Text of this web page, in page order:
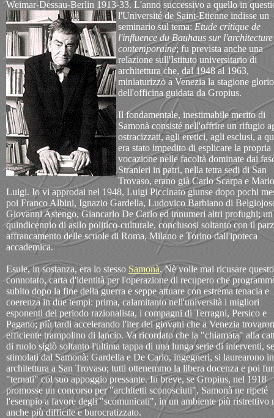
Weimar-Dessau-Berlin 1913-33. L'anno successivo a quello in
l'Université de Saint-Etienne indisse un
seminario sul tema:Etude critique de
l'influence du Bauhaus sur l'architecture
contemporaine; fu prevista anche una
relazione sull'Istituto universitario di
architettura che, dal 1948 al 1963,
miniaturizzò a Venezia la stagione
dell'officina guidata da Gropius.
Il fondamentale, inestimabile merito di
Samonà consisté nell'offrire un rifugio
ostracizzati, agli eretici, agli esclusi, a
era stato impedito di esplicare la propria
vocazione nelle facoltà dominate dai
Stranieri in patri, nella tetra sedi di San
Trovaso, erano già Carlo Scarpa e
Luigi. Io vi approdai nel 1948, Luigi Piccinato giunse dopo pochi
poi Franco Albini, Ignazio Gardella, Ludovico Barbiano di
Giovanni Astengo, Giancarlo De Carlo ed innumeri altri profughi; un
quindicennio di asilo politico-culturale, conclusosi soltanto con il
affrancamento delle scuole di Roma, Milano e Torino dall'ipoteca
accademica.
Esule, in sostanza, era lo stesso Samonà. Nè volle mai ricusare questo
connotato, carta d'identità per l'operazione di recupero che
subito dopo la fine della guerra e seppe attuare con estrema tenacia e
coerenza in due tempi: prima, calamitanto nell'università i migliori
esponenti del periodo razionalista, i compagni di Terragni, Persico e
Pagano; più tardi accelerando l'iter dei giovani che a Venezia
efficiente trampolino di lancio. Va ricordato che la "chiamata" alla
di ruolo siglò soltanto l'ultima tappa di una lunga serie di interventi,
stimolati dal Samonà: Gardella e De Carlo, ingegneri, si laurearono in
architettura a San Trovaso; tutti ottenemmo la libera docenza e poi
"ternati" col suo appoggio pressante. In breve, se Gropius, nel 1918
promosse un concorso per "architetti sconosciuti", Samonà ne ripeté
l'esempio a favore degli "scomunicati", in un ambiente più ristrettivo
anche più difficile e burocratizzato.